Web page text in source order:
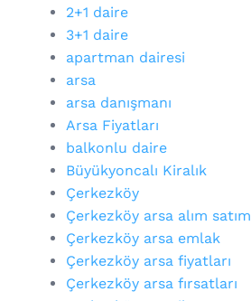
2+1 daire
3+1 daire
apartman dairesi
arsa
arsa danışmanı
Arsa Fiyatları
balkonlu daire
Büyükyoncalı Kiralık
Çerkezköy
Çerkezköy arsa alım satım
Çerkezköy arsa emlak
Çerkezköy arsa fiyatları
Çerkezköy arsa fırsatları